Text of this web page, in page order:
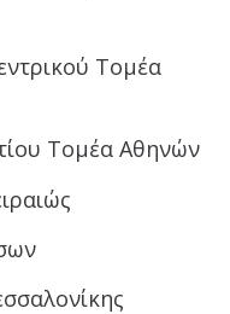
Τομέα
Τομέα Αθηνών